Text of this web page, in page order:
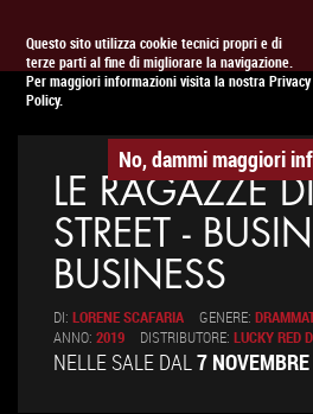
Questo sito utilizza cookie tecnici propri e di
terze parti al fine di migliorare la navigazione.
Per maggiori informazioni visita la nostra Privacy
Policy.
No, dammi maggiori
APPUNTAMENTO AL CINEMA
LE RAGAZZE
STREET -
BUSINESS
DI: LORENE SCAFARIA GENERE:
ANNO: 2019 DISTRIBUTORE: LUCKY RED
NELLE SALE DAL7